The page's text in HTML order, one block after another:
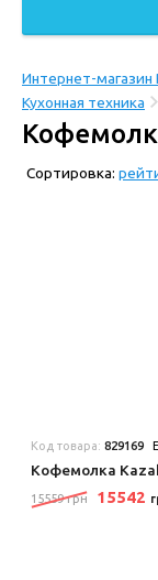
Интернет-магазин
Кухонная техника
Сортировка:
Код товара:829169
Кофемолка
15559 грн 15542